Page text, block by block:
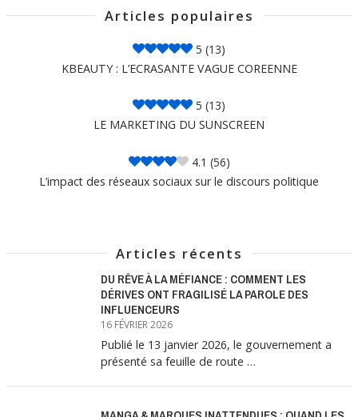
Articles populaires
5 (13)
KBEAUTY : L’ECRASANTE VAGUE COREENNE
5 (13)
LE MARKETING DU SUNSCREEN
4.1 (56)
L’impact des réseaux sociaux sur le discours politique
Articles récents
DU RÊVE À LA MÉFIANCE : COMMENT LES
DÉRIVES ONT FRAGILISÉ LA PAROLE DES
INFLUENCEURS
16 FÉVRIER 2026
Publié le 13 janvier 2026, le gouvernement a
présenté sa feuille de route …